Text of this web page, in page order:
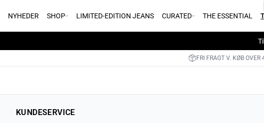
NYHEDER SHOP LIMITED-EDITION JEANS CURATED THE ESSENTIAL
FRI FRAGT V. KØB OVER
KUNDESERVICE